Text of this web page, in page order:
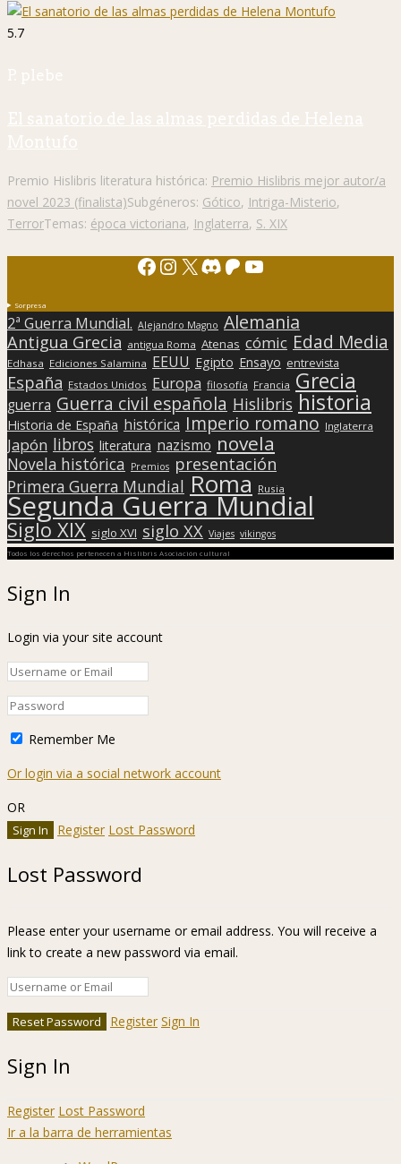
5.7
P. plebe
El sanatorio de las almas perdidas de Helena
Montufo
Premio Hislibris literatura histórica: Premio Hislibris mejor autor/a
novel 2023 (finalista)Subgéneros: Gótico, Intriga-Misterio,
TerrorTemas: época victoriana, Inglaterra, S. XIX
Facebook
Instagram
X Discord
Patreon
YouTube
Sorpresa
2ª Guerra Mundial. Alejandro Magno Alemania
Antigua Grecia antigua Roma Atenas cómic Edad Media
Edhasa Ediciones Salamina EEUU Egipto Ensayo entrevista
España Estados Unidos Europa filosofía Francia Grecia
guerra Guerra civil española Hislibris historia
Historia de España histórica Imperio romano Inglaterra
Japón libros literatura nazismo novela
Novela histórica Premios presentación
Primera Guerra Mundial Roma Rusia
Segunda Guerra Mundial
Siglo XIX siglo XVI siglo XX Viajes vikingos
Todos los derechos pertenecen a Hislibris Asociación cultural
Sign In
Login via your site account
Remember Me
Or login via a social network account
OR
Register Lost Password
Lost Password
Please enter your username or email address. You will receive a
link to create a new password via email.
Register Sign In
Sign In
Register Lost Password
Ir a la barra de herramientas